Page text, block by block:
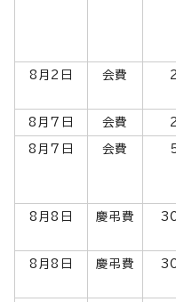
8月2日 会費
8月7日 会費
8月7日 会費
8月8日 慶弔費
8月8日 慶弔費